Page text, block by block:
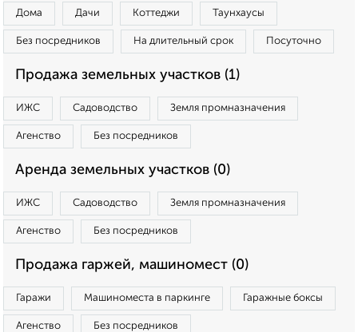
Дома Дачи Коттеджи Таунхаусы
Без посредников На длительный срок Посуточно
Продажа земельных участков (1)
ИЖС Садоводство Земля промназначения
Агенство Без посредников
Аренда земельных участков (0)
ИЖС Садоводство Земля промназначения
Агенство Без посредников
Продажа гаржей, машиномест (0)
Гаражи Машиноместа в паркинге Гаражные боксы
Агенство Без посредников